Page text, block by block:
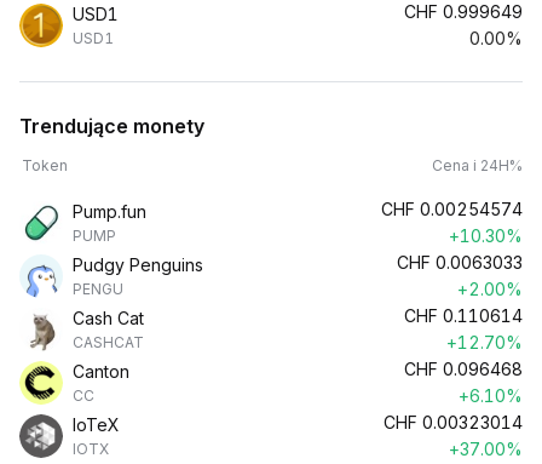
USD1
USD1
CHF 0.999649
0.00%
Trendujące monety
Token Cena i 24H%
Pump.fun
PUMP
CHF 0.00254574
+10.30%
Pudgy Penguins
PENGU
CHF 0.0063033
+2.00%
Cash Cat
CASHCAT
CHF 0.110614
+12.70%
Canton
CC
CHF 0.096468
+6.10%
IoTeX
IOTX
CHF 0.00323014
+37.00%